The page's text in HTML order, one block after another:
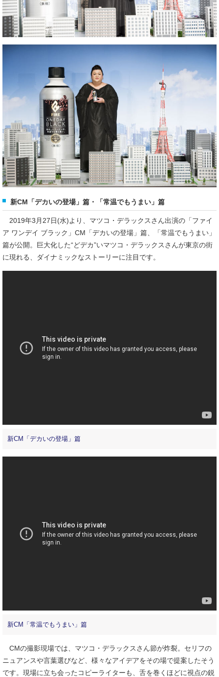
新CM「デカいの登場」篇・「常温でもうまい」篇
2019年3月27日(水)より、マツコ・デラックスさん出演の「ファイ
ア ワンデイ ブラック」CM「デカいの登場」篇、「常温でもうまい」
篇が公開。巨大化した“どデカ”いマツコ・デラックスさんが東京の街
に現れる、ダイナミックなストーリーに注目です。
新CM「デカいの登場」篇
新CM「常温でもうまい」篇
CMの撮影現場では、マツコ・デラックスさん節が炸裂。セリフの
ニュアンスや言葉選びなど、様々なアイデアをその場で提案したそう
です。現場に立ち会ったコピーライターも、舌を巻くほどに視点の鋭